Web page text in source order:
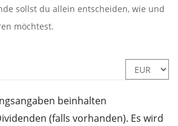
sollst du allein entscheiden, wie und
möchtest.
beinhalten
(falls vorhanden). Es wird